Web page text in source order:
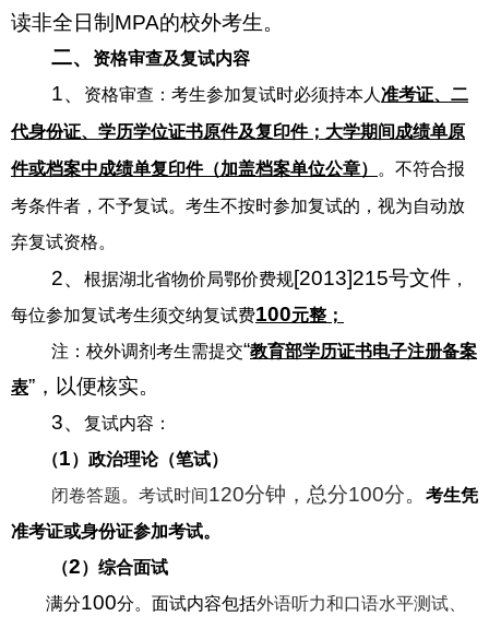
读非全日制MPA的校外考生。
二、
资格审查及复试内容
1、 资格审查： 考生参加复试时必须持本人 准考证、二
代身份证、 学历学位证书原件及复印件； 大学期间成绩单原
件或档案中成绩单复印件（加盖档案单位公章）
。 不符合报
考条件者，不予复试。 考生不按时参加复试的，视为自动放
弃复试资格。
2、 根据湖北省物价局鄂价费规[2013]215号文件 ，
每位参加复试考生须交纳复试费100元整；
注：校外调剂考生需提交“教育部学历证书电子注册备案
表”，以便核实。
3、
复试内容：
（1） 政治理论（笔试）
闭卷答题。考试时间120分钟，总分100分。
考生凭
准考证或身份证参加考试。
（2） 综合面试
满分100分。面试内容包括外语听力和口语水平测试